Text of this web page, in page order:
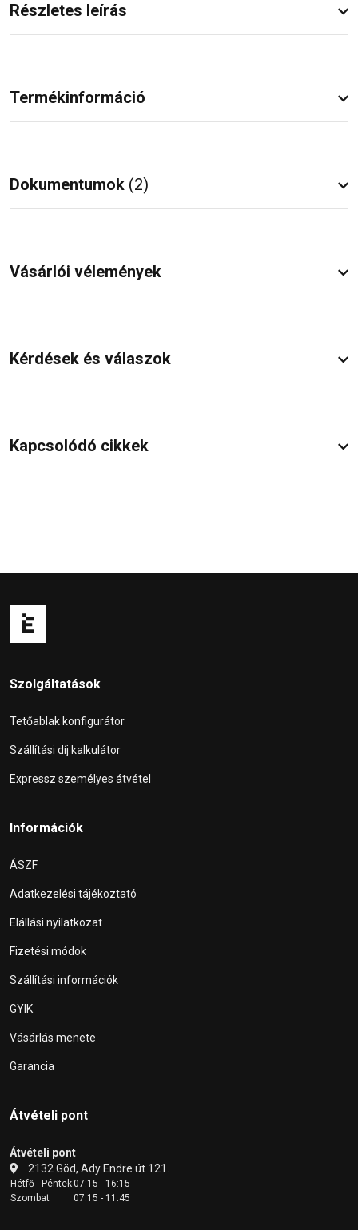
Részletes leírás
Termékinformáció
Dokumentumok (2)
Vásárlói vélemények
Kérdések és válaszok
Kapcsolódó cikkek
Szolgáltatások
Tetőablak konfigurátor
Szállítási díj kalkulátor
Expressz személyes átvétel
Információk
ÁSZF
Adatkezelési tájékoztató
Elállási nyilatkozat
Fizetési módok
Szállítási információk
GYIK
Vásárlás menete
Garancia
Átvételi pont
Átvételi pont
2132 Göd, Ady Endre út 121.
Hétfő - Péntek07:15 - 16:15
Szombat
07:15 - 11:45